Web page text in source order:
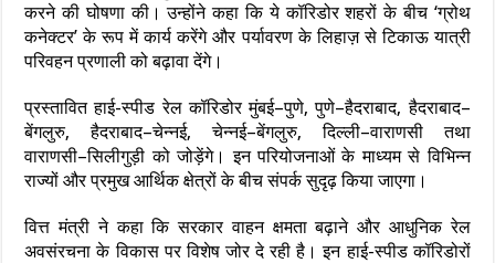
करने की घोषणा की। उन्होंने कहा कि ये कॉरिडोर शहरों के बीच ‘ग्रोथ
कनेक्टर’ के रूप में कार्य करेंगे और पर्यावरण के लिहाज़ से टिकाऊ यात्री
परिवहन प्रणाली को बढ़ावा देंगे।
प्रस्तावित हाई-स्पीड रेल कॉरिडोर मुंबई–पुणे, पुणे–हैदराबाद, हैदराबाद–
बेंगलुरु, हैदराबाद–चेन्नई, चेन्नई–बेंगलुरु, दिल्ली–वाराणसी तथा
वाराणसी–सिलीगुड़ी को जोड़ेंगे। इन परियोजनाओं के माध्यम से विभिन्न
राज्यों और प्रमुख आर्थिक क्षेत्रों के बीच संपर्क सुदृढ़ किया जाएगा।
वित्त मंत्री ने कहा कि सरकार वाहन क्षमता बढ़ाने और आधुनिक रेल
अवसंरचना के विकास पर विशेष जोर दे रही है। इन हाई-स्पीड कॉरिडोरों